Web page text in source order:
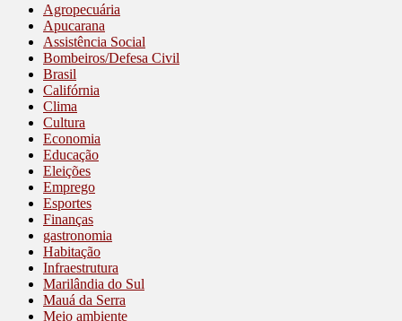
Agropecuária
Apucarana
Assistência Social
Bombeiros/Defesa Civil
Brasil
Califórnia
Clima
Cultura
Economia
Educação
Eleições
Emprego
Esportes
Finanças
gastronomia
Habitação
Infraestrutura
Marilândia do Sul
Mauá da Serra
Meio ambiente